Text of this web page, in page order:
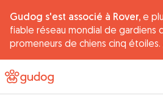
Gudog s'est associé à Rover, e
fiable réseau mondial de gardiens
promeneurs de chiens cinq étoiles.